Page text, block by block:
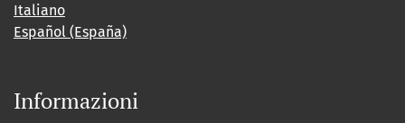
Italiano
Español (España)
Informazioni